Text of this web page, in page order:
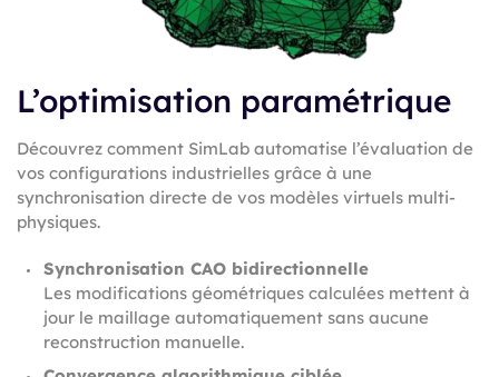
L’optimisation paramétrique
Découvrez comment SimLab automatise l’évaluation de
vos configurations industrielles grâce à une
synchronisation directe de vos modèles virtuels multi-
physiques.
Synchronisation CAO bidirectionnelle
Les modifications géométriques calculées mettent à
jour le maillage automatiquement sans aucune
reconstruction manuelle.